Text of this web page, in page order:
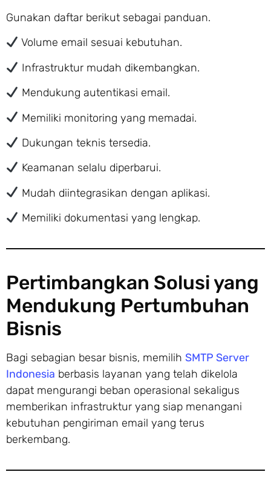
Gunakan daftar berikut sebagai panduan.
Volume email sesuai kebutuhan.
Infrastruktur mudah dikembangkan.
Mendukung autentikasi email.
Memiliki monitoring yang memadai.
Dukungan teknis tersedia.
Keamanan selalu diperbarui.
Mudah diintegrasikan dengan aplikasi.
Memiliki dokumentasi yang lengkap.
Pertimbangkan Solusi yang
Mendukung Pertumbuhan
Bisnis
Bagi sebagian besar bisnis, memilih SMTP Server
Indonesia berbasis layanan yang telah dikelola
dapat mengurangi beban operasional sekaligus
memberikan infrastruktur yang siap menangani
kebutuhan pengiriman email yang terus
berkembang.